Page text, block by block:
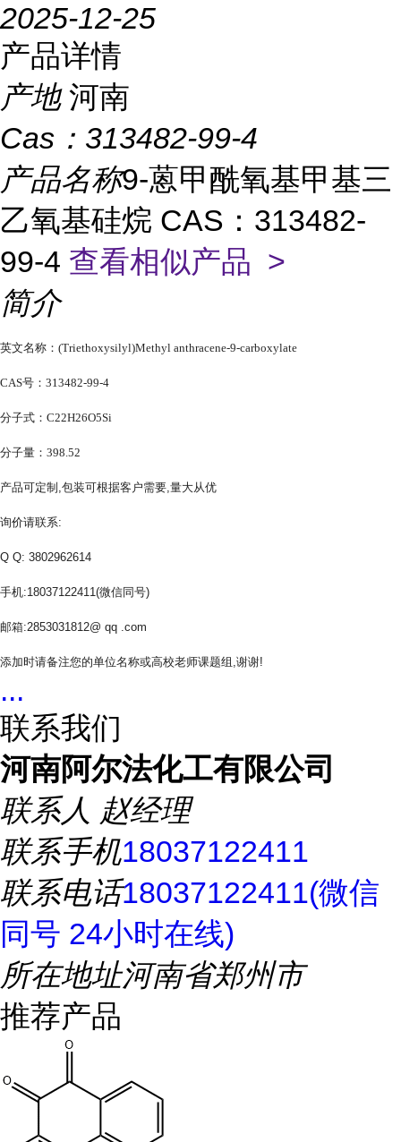
2025-12-25
产品详情
产地 河南
Cas： 313482-99-4
产品名称9-蒽甲酰氧基甲基三
乙氧基硅烷 CAS：313482-
99-4 查看相似产品 >
简介
英文名称：(Triethoxysilyl)Methyl anthracene-9-carboxylate
CAS号：313482-99-4
分子式：C22H26O5Si
分子量：398.52
产品可定制,包装可根据客户需要,量大从优
询价请联系:
Q Q: 3802962614
手机:18037122411(微信同号)
邮箱:2853031812@ qq .com
添加时请备注您的单位名称或高校老师课题组,谢谢!
...
联系我们
河南阿尔法化工有限公司
联系人 赵经理
联系手机18037122411
联系电话18037122411(微信
同号 24小时在线)
所在地址河南省郑州市
推荐产品